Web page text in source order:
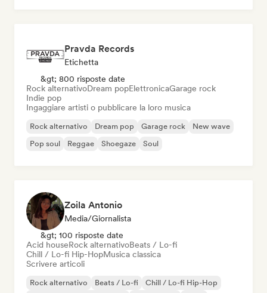
Pravda Records
Etichetta
&gt; 800 risposte date
Rock alternativoDream popElettronicaGarage rock
Indie pop
Ingaggiare artisti o pubblicare la loro musica
Rock alternativo Dream pop Garage rock
New wave
Pop soul
Reggae Shoegaze Soul
Zoila Antonio
Media/Giornalista
&gt; 100 risposte date
Acid houseRock alternativoBeats / Lo-fi
Chill / Lo-fi Hip-HopMusica classica
Scrivere articoli
Rock alternativo Beats / Lo-fi
Chill / Lo-fi Hip-Hop